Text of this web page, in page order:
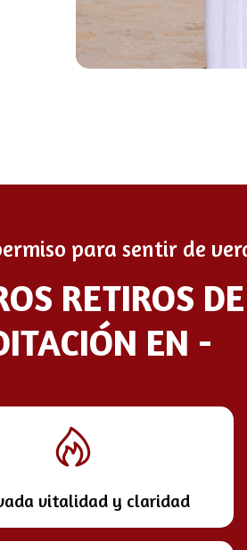
para sentir de
RETIROS
EN -
vitalidad y claridad